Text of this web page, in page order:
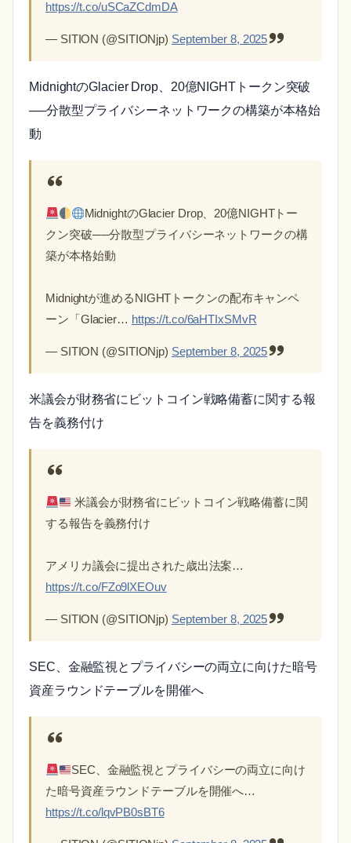
https://t.co/uSCaZCdmDA
— SITION (@SITIONjp) September 8, 2025
MidnightのGlacier Drop、20億NIGHTトークン突破
──分散型プライバシーネットワークの構築が本格始
動
MidnightのGlacier Drop、20億NIGHTトー
クン突破──分散型プライバシーネットワークの構
築が本格始動
Midnightが進めるNIGHTトークンの配布キャンペ
ーン「Glacier… https://t.co/6aHTIxSMvR
— SITION (@SITIONjp) September 8, 2025
米議会が財務省にビットコイン戦略備蓄に関する報
告を義務付け
米議会が財務省にビットコイン戦略備蓄に関
する報告を義務付け
アメリカ議会に提出された歳出法案…
https://t.co/FZo9lXEOuv
— SITION (@SITIONjp) September 8, 2025
SEC、金融監視とプライバシーの両立に向けた暗号
資産ラウンドテーブルを開催へ
SEC、金融監視とプライバシーの両立に向け
た暗号資産ラウンドテーブルを開催へ…
https://t.co/lqvPB0sBT6